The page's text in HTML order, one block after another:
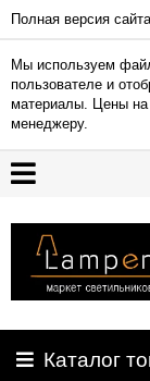
Полная версия сайта
Мы используем
пользователе и
материалы. Цены на
менеджеру.
Гарантия
Доставка
и
Контакты
освещения
Каталог